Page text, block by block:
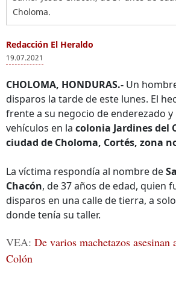
Choloma.
Redacción El Heraldo
19.07.2021
CHOLOMA, HONDURAS.- Un
disparos la tarde de este lunes. El
frente a su negocio de enderezado
vehículos en la colonia Jardines del
ciudad de Choloma, Cortés, zona
La víctima respondía al nombre de
Chacón, de 37 años de edad, quien
disparos en una calle de tierra, a
donde tenía su taller.
VEA: De varios machetazos asesinan
Colón